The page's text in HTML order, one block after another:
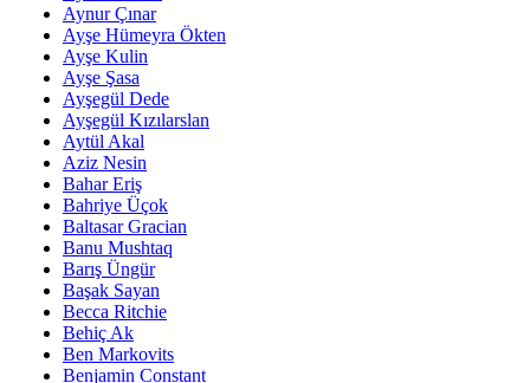
Aynur Çınar
Ayşe Hümeyra Ökten
Ayşe Kulin
Ayşe Şasa
Ayşegül Dede
Ayşegül Kızılarslan
Aytül Akal
Aziz Nesin
Bahar Eriş
Bahriye Üçok
Baltasar Gracian
Banu Mushtaq
Barış Üngür
Başak Sayan
Becca Ritchie
Behiç Ak
Ben Markovits
Benjamin Constant